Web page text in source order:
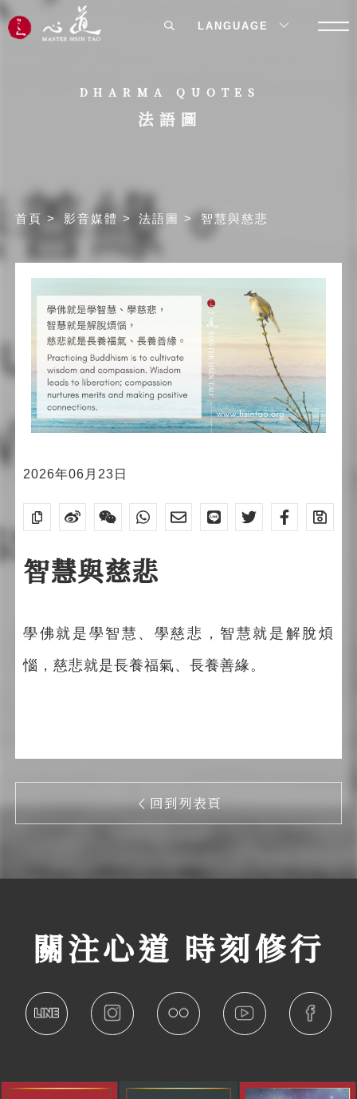
DHARMA QUOTES
法語圖
首頁 影音媒體 法語圖 智慧與慈悲
2026年06月23日
智慧與慈悲
學佛就是學智慧、學慈悲，智慧就是解脫煩
惱，慈悲就是長養福氣、長養善緣。
回到列表頁
關注心道 時刻修行
LANGUAGE